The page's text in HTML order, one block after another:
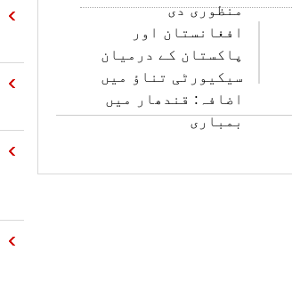
منظوری دی
افغانستان اور
پاکستان کے درمیان
سیکیورٹی تناؤ میں
اضافہ: قندھار میں
بمباری